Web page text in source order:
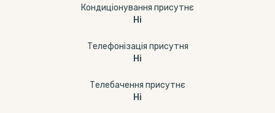
Кондиціонування присутнє
Ні
Телефонізація присутня
Ні
Телебачення присутнє
Ні